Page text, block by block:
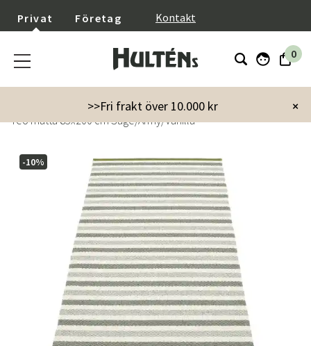
Privat Företag Kontakt
0
×
>>Fri frakt över 10.000 kr
Inredning
Mattor
Teo matta 85x200 cm Sage/Army/Vanilla
-10%